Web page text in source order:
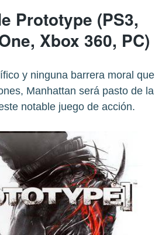
Prototype (PS3,
Xbox 360, PC)
y ninguna barrera moral que
Manhattan será pasto de la
notable juego de acción.